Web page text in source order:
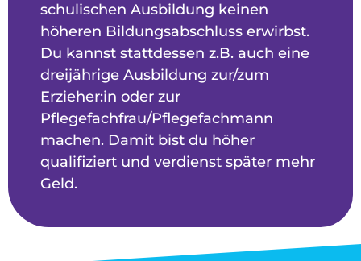
schulischen Ausbildung keinen
höheren Bildungsabschluss erwirbst.
Du kannst stattdessen z.B. auch eine
dreijährige Ausbildung zur/zum
Erzieher:in oder zur
Pflegefachfrau/Pflegefachmann
machen. Damit bist du höher
qualifiziert und verdienst später mehr
Geld.